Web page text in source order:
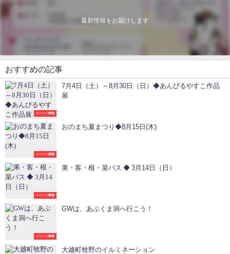
最新情報をお届けします
おすすめの記事
イベント開催
7月4日（土）～8月30日（日）◆あんびるやすこ作品
展
イベント開催
おのまち夏まつり◆8月15日(木)
イベント開催
果・客・根・菜バス ◆ 3月14日（日）
イベント開催
GWは、あぶくま洞へ行こう！
大越町牧野のイルミネーション